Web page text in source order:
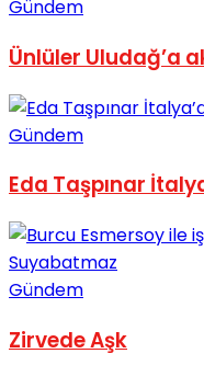
View All Result
Gündem
Ünlüler Uludağ’a
Gündem
Eda Taşpınar
Gündem
Zirvede Aşk